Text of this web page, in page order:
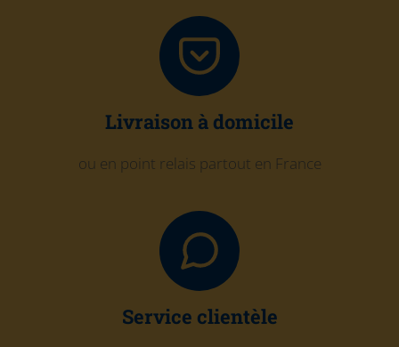
Livraison à domicile
ou en point relais partout en France
Service clientèle